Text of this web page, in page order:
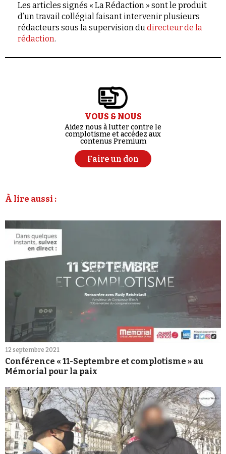
Les articles signés « La Rédaction » sont le produit
d’un travail collégial faisant intervenir plusieurs
rédacteurs sous la supervision dudirecteur de la
rédaction.
VOUS & NOUS
Aidez nous à lutter contre le
complotisme et accédez aux
contenus Premium
Faire un don
À lire aussi :
12 septembre 2021
Conférence « 11-Septembre et complotisme » au
Mémorial pour la paix